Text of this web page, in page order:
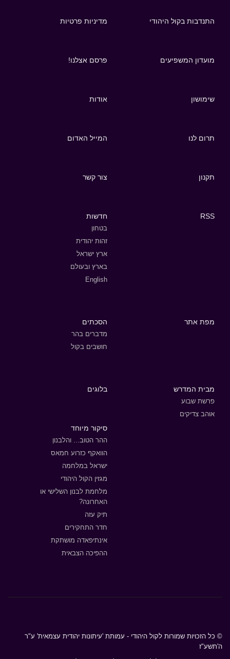
התנדבות בקול היהודי מדיניות פרטיות
מועדון המשפיעים פרסם אצלנו!
שימושון אודות
תרום לנו המייל האדום
תקנון צור קשר
RSS חדשות
בטחון
זהות יהודית
ארץ ישראל
בארץ ובעולם
English
מפת אתר הסכתים
מדברים בהר
חושבים בקול
מבית המדרש
פרשת שבוע
אוהב צדיקים
בלוגים
סיקור מיוחד
ההר הטוב... והלבנון
הוואקף כזרוע חמאס
ישראל במלחמה
מגזין הקול היהודי
מלחמת לבנון השלישי או
האחרונה?
תיק עזה
חדר התחקירים
אינתיפאדה מושתקת
ההפיכה הצבאית
© כל הזכויות שמורות לקול היהודי - עמותת 'עיתונות יהודית עצמאית' ע"ר
ה'תשע"ז